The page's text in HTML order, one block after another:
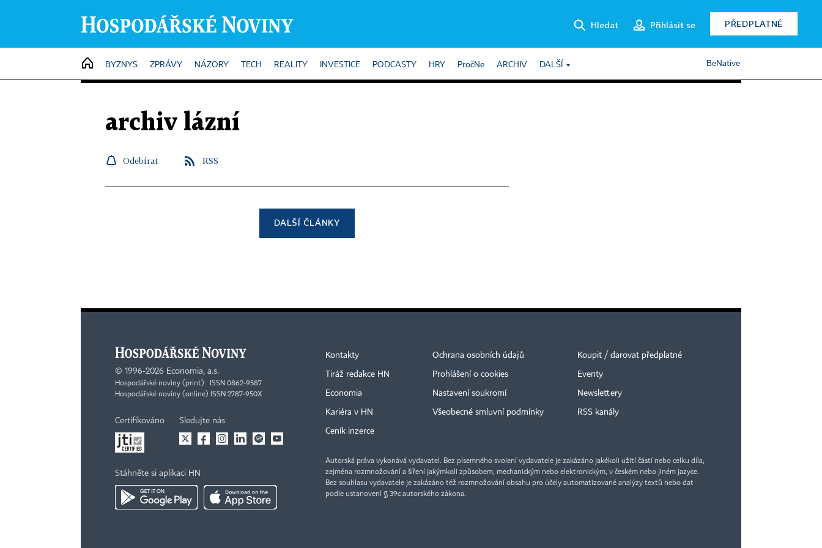
Hledat Přihlásit se PŘEDPLATNÉ
HOME
BYZNYS ZPRÁVY NÁZORY TECH REALITY INVESTICE PODCASTY HRY PročNe ARCHIV DALŠÍ BeNative
archiv lázní
Odebírat RSS
DALŠÍ ČLÁNKY
© 1996-2026 Economia, a.s.
Hospodářské noviny (print) ISSN 0862-9587
Hospodářské noviny (online) ISSN 2787-950X
Certifikováno Sledujte nás
Stáhněte si aplikaci HN
Kontakty
Tiráž redakce HN
Economia
Kariéra v HN
Ceník inzerce
Ochrana osobních údajů
Prohlášení o cookies
Nastavení soukromí
Všeobecné smluvní podmínky
Koupit / darovat předplatné
Eventy
Newslettery
RSS kanály
Autorská práva vykonává vydavatel. Bez písemného svolení vydavatele je zakázáno jakékoli užití částí nebo celku díla,
zejména rozmnožování a šíření jakýmkoli způsobem, mechanickým nebo elektronickým, v českém nebo jiném jazyce.
Bez souhlasu vydavatele je zakázáno též rozmnožování obsahu pro účely automatizované analýzy textů nebo dat
podle ustanovení § 39c autorského zákona.